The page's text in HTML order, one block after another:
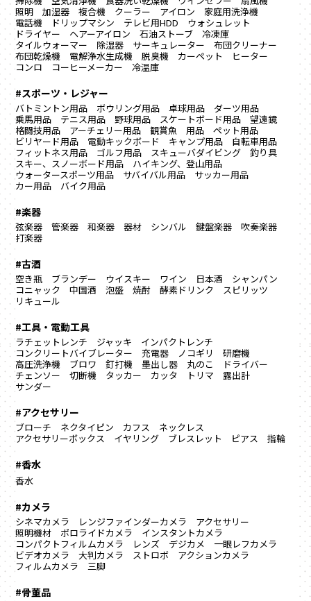
照明
加湿器 複合機 クーラー アイロン
家庭用洗浄機
電話機
ドリップマシン テレビ用HDD
ウォシュレット
ドライヤー
ヘアーアイロン 石油ストーブ
冷凍庫
タイルウォーマー
除湿器 サーキュレーター
布団クリーナー
布団乾燥機
電解浄水生成機 脱臭機 カーペット
ヒーター
コンロ
コーヒーメーカー 冷温庫
#スポーツ・レジャー
バトミントン用品 ボウリング用品 卓球用品
ダーツ用品
乗馬用品
テニス用品 野球用品 スケートボード用品
望遠鏡
格闘技用品
アーチェリー用品 観賞魚 用品
ペット用品
ビリヤード用品
電動キックボード キャンプ用品
自転車用品
フィットネス用品
ゴルフ用品 スキューバダイビング
釣り具
スキー、スノーボード用品
ハイキング、登山用品
ウォータースポーツ用品
サバイバル用品
サッカー用品
カー用品
バイク用品
#楽器
弦楽器 管楽器 和楽器 器材 シンバル 鍵盤楽器
吹奏楽器
打楽器
#古酒
空き瓶 ブランデー ウイスキー ワイン 日本酒
シャンパン
コニャック
中国酒 泡盛 焼酎 酵素ドリンク
スピリッツ
リキュール
#工具・電動工具
ラチェットレンチ ジャッキ
インパクトレンチ
コンクリートバイブレーター
充電器 ノコギリ
研磨機
高圧洗浄機
ブロワ 釘打機 墨出し器 丸のこ
ドライバー
チェンソー
切断機 タッカー カッタ トリマ
露出計
サンダー
#アクセサリー
ブローチ ネクタイピン カフス
ネックレス
アクセサリーボックス
イヤリング ブレスレット ピアス 指輪
#香水
香水
#カメラ
シネマカメラ レンジファインダーカメラ
アクセサリー
照明機材
ポロライドカメラ
インスタントカメラ
コンパクトフィルムカメラ
レンズ デジカメ
一眼レフカメラ
ビデオカメラ
大判カメラ ストロボ
アクションカメラ
フィルムカメラ
三脚
#骨董品